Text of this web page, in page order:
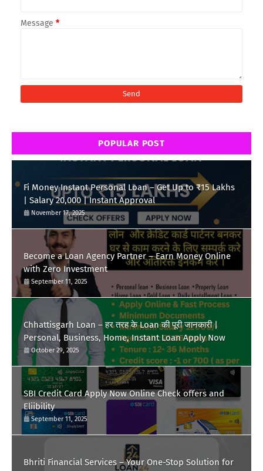
Message *
POPULAR POST
Fi Money Instant Personal Loan – Get Up to ₹15 Lakhs
| Salary 20,000 | Instant Approval
November 17, 2025
Become a Loan Agency Partner – Earn Money Online
with Zero Investment
September 11, 2025
Chhattisgarh Loan – हर तरह के Loan की पूरी जानकारी |
Personal, Business, Home, Instant Loan Apply Now
October 29, 2025
SBI Credit Card Apply Now Online Check offers and
Eliibility
September 11, 2025
Bhriti Financial Services – Your One-Stop Solution for